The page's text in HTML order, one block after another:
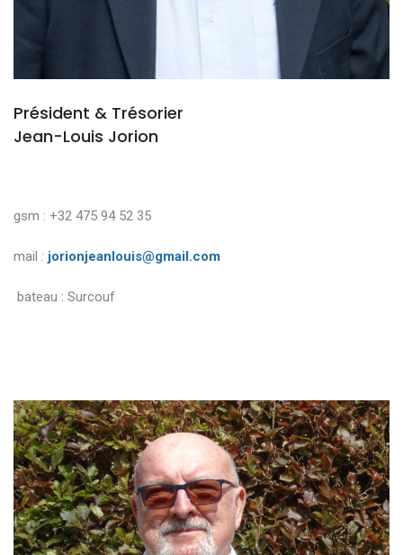
Président & Trésorier
Jean-Louis Jorion
gsm : +32 475 94 52 35
mail : jorionjeanlouis@gmail.com
bateau : Surcouf